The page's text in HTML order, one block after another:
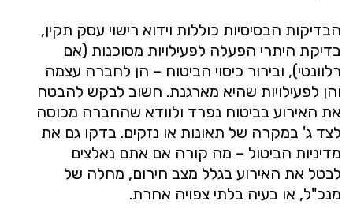
הבדיקות הבסיסיות כוללות וידוא רישוי עסק תקין,
בדיקת היתרי הפעלה לפעילויות מסוכנות (אם
רלוונטי), ובירור כיסוי הביטוח – הן לחברה עצמה
והן לפעילויות שהיא מארגנת. חשוב לבקש להבטח
את האירוע בביטוח נפרד ולוודא שהחברה מכוסה
לצד ג' במקרה של תאונות או נזקים. בדקו גם את
מדיניות הביטול – מה קורה אם אתם נאלצים
לבטל את האירוע בגלל מצב חירום, מחלה של
מנכ"ל, או בעיה בלתי צפויה אחרת.